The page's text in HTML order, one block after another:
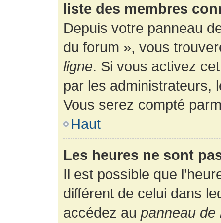
liste des membres
Depuis votre panneau
du forum », vous
ligne. Si vous activez
par les administrateurs,
Vous serez compté
Haut
Les heures ne sont
Il est possible que
différent de celui dans
accédez au panneau de